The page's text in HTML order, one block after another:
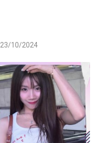
23/10/2024